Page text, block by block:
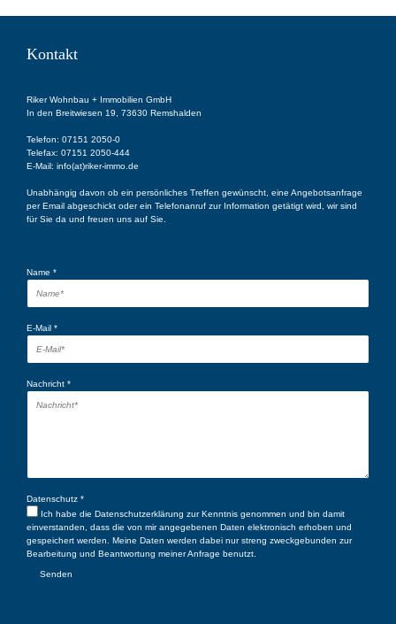
Kontakt
Riker Wohnbau + Immobilien GmbH
In den Breitwiesen 19, 73630 Remshalden
Telefon: 07151 2050-0
Telefax: 07151 2050-444
E-Mail: info(at)riker-immo.de
Unabhängig davon ob ein persönliches Treffen gewünscht, eine Angebotsanfrage
per Email abgeschickt oder ein Telefonanruf zur Information getätigt wird, wir sind
für Sie da und freuen uns auf Sie.
Name *
E-Mail *
Nachricht *
Datenschutz *
Ich habe die Datenschutzerklärung zur Kenntnis genommen und bin damit
einverstanden, dass die von mir angegebenen Daten elektronisch erhoben und
gespeichert werden. Meine Daten werden dabei nur streng zweckgebunden zur
Bearbeitung und Beantwortung meiner Anfrage benutzt.
Senden